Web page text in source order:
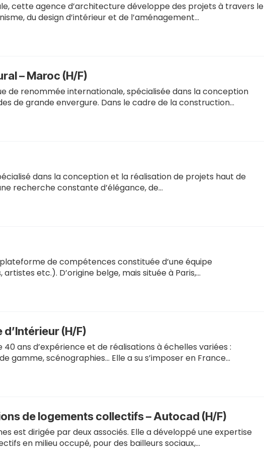
cette agence d’architecture développe des projets à travers le
du design d’intérieur et de l’aménagement…
– Maroc (H/F)
de renommée internationale, spécialisée dans la conception
de grande envergure. Dans le cadre de la construction…
dans la conception et la réalisation de projets haut de
recherche constante d’élégance, de…
de compétences constituée d’une équipe
etc.). D’origine belge, mais située à Paris,…
(H/F)
ans d’expérience et de réalisations à échelles variées :
gamme, scénographies… Elle a su s’imposer en France…
de logements collectifs – Autocad (H/F)
est dirigée par deux associés. Elle a développé une expertise
en milieu occupé, pour des bailleurs sociaux,…